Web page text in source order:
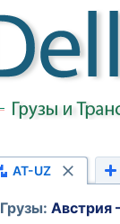
AT-UZ
Грузы: Австрия